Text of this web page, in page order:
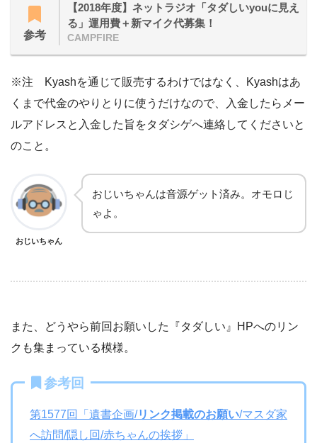
参考
【2018年度】ネットラジオ「タダしいyouに見え
る」運用費＋新マイク代募集！
CAMPFIRE
※注 Kyashを通じて販売するわけではなく、Kyashはあ
くまで代金のやりとりに使うだけなので、入金したらメー
ルアドレスと入金した旨をタダシゲへ連絡してくださいと
のこと。
おじいちゃん
おじいちゃんは音源ゲット済み。オモロじ
ゃよ。
また、どうやら前回お願いした『タダしい』HPへのリン
クも集まっている模様。
参考回
第1577回「遺書企画/リンク掲載のお願い/マスダ家
へ訪問/隠し回/赤ちゃんの挨拶」